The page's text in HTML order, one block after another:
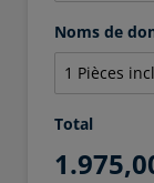
Noms de
Total